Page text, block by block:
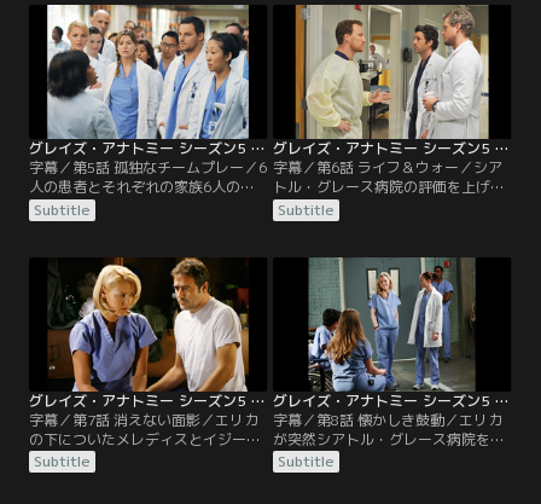
を積むことに。自分が担当するはず
だったオペをアレックスに奪われ、
クリスティーナは不満を募らせる。
ジョージは部長の計らいで、インタ
ーンの再試験を受けることになる
が…。
者にCT検査を行ったアレックスは予
想通り脳腫瘍を見つけ、オペに入る
権利を奪い取ってしまう。無事にイ
ンターンの再試験に合格したジョー
ジが真っ先にメレディスたちに報告
している姿を見て…。
グレイズ・アナトミー シーズン5 第05話／字幕
字幕／第5話 孤独なチームプレー／6
人の患者とそれぞれの家族6人の計
12人を対象とした腎臓のドミノ移植
が行われることになりシアトル・グ
にあたる。一方、メレディスとデレ
クが行った臨床試験が、医学雑誌
で“シェパード法”として取り上げら
れる。自分の名前がどこにも掲載さ
れていなかったことに腹を立てたメ
レディスはデレクに抗議。
Subtitle
グレイズ・アナトミー シーズン5 第06話／字幕
字幕／第6話 ライフ＆ウォー／シア
トル・グレース病院の評価を上げる
ため、部長はハント少佐を外傷外科
のチーフに迎える。再び病院に現れ
クに。ハントは救命法の実習を行う
が、その過激な手法にクリスティー
ナやインターンたちは目を疑う。ド
ミノ移植を成功させたベイリーの腕
を買った部長は、他の病院が手を引
いた患者を受け入れ…。
Subtitle
グレイズ・アナトミー シーズン5 第07話／字幕
字幕／第7話 消えない面影／エリカ
の下についたメレディスとイジー
は、カテーテルを使った患者の処置
を担当。ところが心臓移植待ちのそ
Subtitle
グレイズ・アナトミー シーズン5 第08話／字幕
字幕／第8話 懐かしき鼓動／エリカ
が突然シアトル・グレース病院を去
った。その理由をカリーに尋ねたク
リスティーナは、2人が恋仲だった
Subtitle